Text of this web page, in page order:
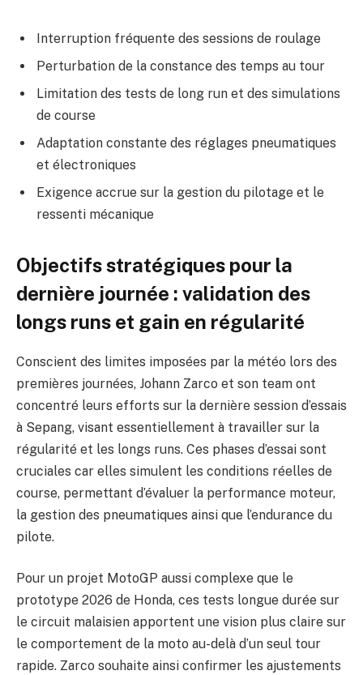
Interruption fréquente des sessions de roulage
Perturbation de la constance des temps au tour
Limitation des tests de long run et des simulations
de course
Adaptation constante des réglages pneumatiques
et électroniques
Exigence accrue sur la gestion du pilotage et le
ressenti mécanique
Objectifs stratégiques pour la
dernière journée : validation des
longs runs et gain en régularité
Conscient des limites imposées par la météo lors des
premières journées, Johann Zarco et son team ont
concentré leurs efforts sur la dernière session d’essais
à Sepang, visant essentiellement à travailler sur la
régularité et les longs runs. Ces phases d’essai sont
cruciales car elles simulent les conditions réelles de
course, permettant d’évaluer la performance moteur,
la gestion des pneumatiques ainsi que l’endurance du
pilote.
Pour un projet MotoGP aussi complexe que le
prototype 2026 de Honda, ces tests longue durée sur
le circuit malaisien apportent une vision plus claire sur
le comportement de la moto au-delà d’un seul tour
rapide. Zarco souhaite ainsi confirmer les ajustements